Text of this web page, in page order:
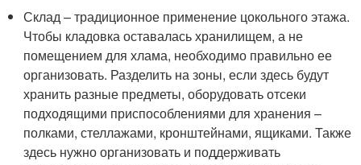
Склад – традиционное применение цокольного этажа.
Чтобы кладовка оставалась хранилищем, а не
помещением для хлама, необходимо правильно ее
организовать. Разделить на зоны, если здесь будут
хранить разные предметы, оборудовать отсеки
подходящими приспособлениями для хранения –
полками, стеллажами, кронштейнами, ящиками. Также
здесь нужно организовать и поддерживать